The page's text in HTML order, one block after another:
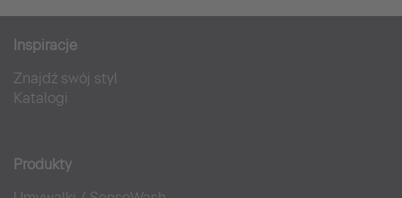
Inspiracje
Znajdź swój styl
Katalogi
Produkty